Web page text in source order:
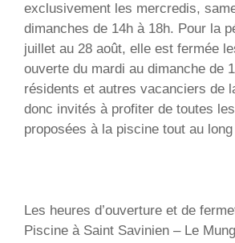
exclusivement les mercredis,
dimanches de 14h à 18h. Pour la
juillet au 28 août, elle est fermée
ouverte du mardi au dimanche de
résidents et autres vacanciers de
donc invités à profiter de toutes
proposées à la piscine tout au
Les heures d’ouverture et de
Piscine à Saint Savinien – Le